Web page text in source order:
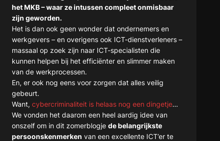
het MKB – waar ze intussen compleet onmisbaar
zijn geworden.
Het is dan ook geen wonder dat ondernemers en
werkgevers – en overigens ook ICT-dienstverleners –
massaal op zoek zijn naar ICT-specialisten die
kunnen helpen bij het efficiënter en slimmer maken
van de werkprocessen.
En, er ook nog eens voor zorgen dat alles veilig
gebeurt.
Want, cybercriminaliteit is helaas nog een dingetje…
We vonden het daarom een heel aardig idee van
onszelf om in dit zomerblogje de belangrijkste
persoonskenmerken van een excellente ICT’er te